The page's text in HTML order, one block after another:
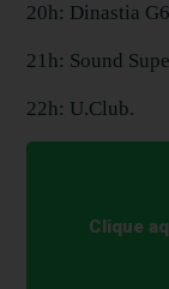
20h: Dinastia G6
21h: Sound
22h: U.Club.
Clique